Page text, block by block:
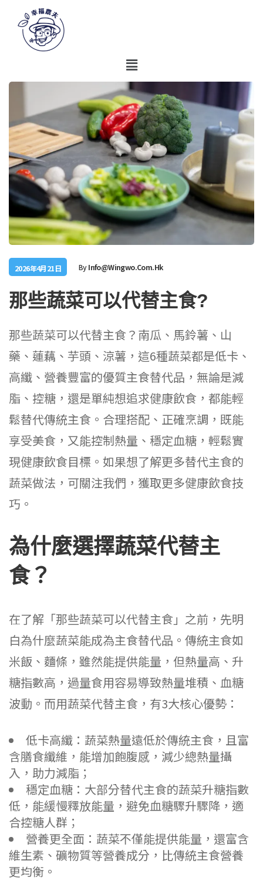
2026年4月21日 ByInfo@wingwo.com.hk
那些蔬菜可以代替主食?
那些蔬菜可以代替主食？南瓜、馬鈴薯、山
藥、蓮藕、芋頭、涼薯，這6種蔬菜都是低卡、
高纖、營養豐富的優質主食替代品，無論是減
脂、控糖，還是單純想追求健康飲食，都能輕
鬆替代傳統主食。合理搭配、正確烹調，既能
享受美食，又能控制熱量、穩定血糖，輕鬆實
現健康飲食目標。如果想了解更多替代主食的
蔬菜做法，可關注我們，獲取更多健康飲食技
巧。
為什麼選擇蔬菜代替主
食？
在了解「那些蔬菜可以代替主食」之前，先明
白為什麼蔬菜能成為主食替代品。傳統主食如
米飯、麵條，雖然能提供能量，但熱量高、升
糖指數高，過量食用容易導致熱量堆積、血糖
波動。而用蔬菜代替主食，有3大核心優勢：
低卡高纖：蔬菜熱量遠低於傳統主食，且富
含膳食纖維，能增加飽腹感，減少總熱量攝
入，助力減脂；
穩定血糖：大部分替代主食的蔬菜升糖指數
低，能緩慢釋放能量，避免血糖驟升驟降，適
合控糖人群；
營養更全面：蔬菜不僅能提供能量，還富含
維生素、礦物質等營養成分，比傳統主食營養
更均衡。